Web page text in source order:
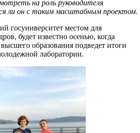
на роль руководителя
ли он с таким масштабным проектом.
госуниверситет местом для
будет известно осенью, когда
образования подведет итоги
лаборатории.